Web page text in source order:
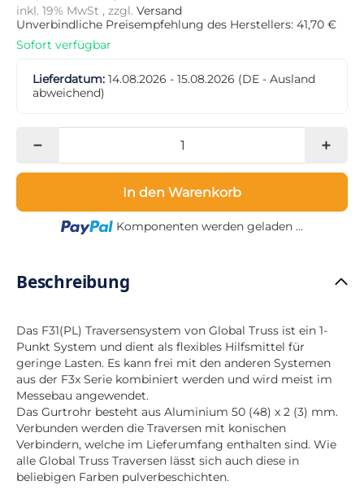
inkl. 19% MwSt , zzgl. Versand
Unverbindliche Preisempfehlung des Herstellers: 41,70 €
Sofort verfügbar
Lieferdatum: 14.08.2026 - 15.08.2026 (DE - Ausland
abweichend)
In den Warenkorb
Loading...
Komponenten werden geladen ...
Beschreibung
Das F31(PL) Traversensystem von Global Truss ist ein 1-
Punkt System und dient als flexibles Hilfsmittel für
geringe Lasten. Es kann frei mit den anderen Systemen
aus der F3x Serie kombiniert werden und wird meist im
Messebau angewendet.
Das Gurtrohr besteht aus Aluminium 50 (48) x 2 (3) mm.
Verbunden werden die Traversen mit konischen
Verbindern, welche im Lieferumfang enthalten sind. Wie
alle Global Truss Traversen lässt sich auch diese in
beliebigen Farben pulverbeschichten.